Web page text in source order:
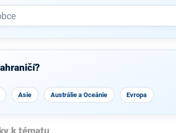
Asie Austrálie a Oceánie Evropa